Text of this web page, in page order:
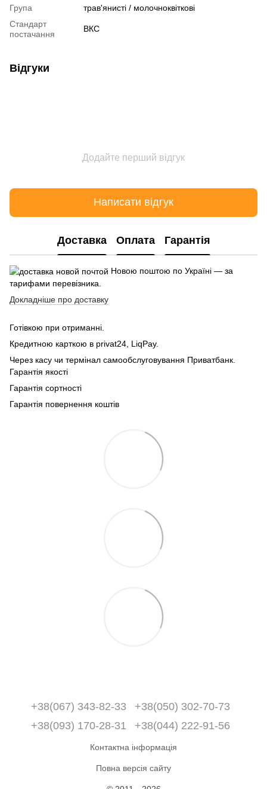
Група
трав'янисті / молочноквіткові
Стандарт
постачання
ВКС
Відгуки
Додайте перший відгук
Написати відгук
Доставка Оплата Гарантія
Новою поштою по Україні — за
тарифами перевізника.
Докладніше про доставку
Готівкою при отриманні.
Кредитною карткою в privat24, LiqPay.
Через касу чи термінал самообслуговування Приватбанк.
Гарантія якості
Гарантія сортності
Гарантія повернення коштів
+38(067) 343-82-33
+38(050) 302-70-73
+38(093) 170-28-31
+38(044) 222-91-56
Контактна інформація
Повна версія сайту